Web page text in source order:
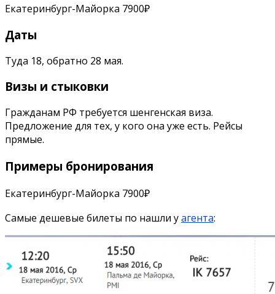
Екатеринбург-Майорка 7900₽
Даты
Туда 18, обратно 28 мая.
Визы и стыковки
Гражданам РФ требуется шенгенская виза.
Предложение для тех, у кого она уже есть. Рейсы
прямые.
Примеры бронирования
Екатеринбург-Майорка 7900₽
Самые дешевые билеты по нашли уагента: